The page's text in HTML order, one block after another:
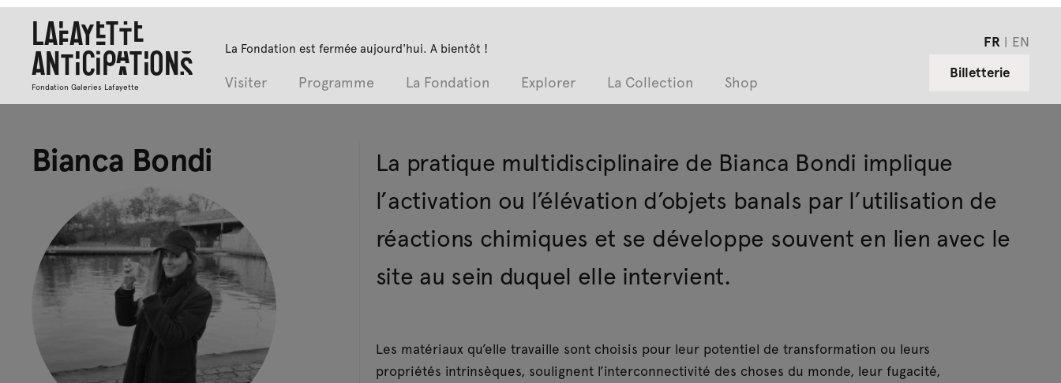
Lafayette
Anticipations
Fondation Galeries Lafayette
La Fondation est fermée aujourd'hui. A bientôt !
Visiter Programme La Fondation Explorer La Collection Shop
FR
EN
Billetterie
Bianca Bondi
La pratique multidisciplinaire de Bianca Bondi implique
l’activation ou l’élévation d’objets banals par l’utilisation de
réactions chimiques et se développe souvent en lien avec le
site au sein duquel elle intervient.
Les matériaux qu’elle travaille sont choisis pour leur potentiel de transformation ou leurs
propriétés intrinsèques, soulignent l’interconnectivité des choses du monde, leur fugacité,